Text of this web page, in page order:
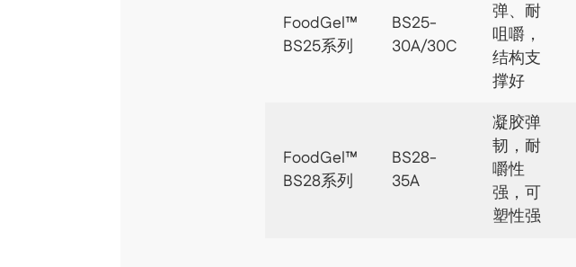
FoodGel™
BS25系列
BS25-
30A/30C
弹、耐
咀嚼，
结构支
撑好
FoodGel™
BS28系列
BS28-
35A
凝胶弹
韧，耐
嚼性
强，可
塑性强